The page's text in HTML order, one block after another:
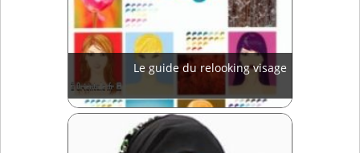
Le guide du relooking visage